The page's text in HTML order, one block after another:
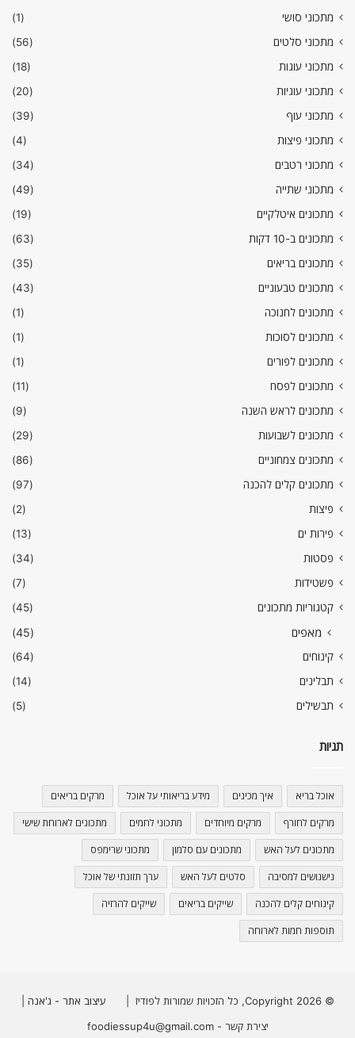
מתכוני סושי
(1)
מתכוני סלטים
(56)
מתכוני עוגות
(18)
מתכוני עוגיות
(20)
מתכוני עוף
(39)
מתכוני פיצות
(4)
מתכוני רטבים
(34)
מתכוני שתייה
(49)
מתכונים איטלקיים
(19)
מתכונים ב-10 דקות
(63)
מתכונים בריאים
(35)
מתכונים טבעוניים
(43)
מתכונים לחנוכה
(1)
מתכונים לסוכות
(1)
מתכונים לפורים
(1)
מתכונים לפסח
(11)
מתכונים לראש השנה
(9)
מתכונים לשבועות
(29)
מתכונים צמחוניים
(86)
מתכונים קלים להכנה
(97)
פיצות
(2)
פירות ים
(13)
פסטות
(34)
פשטידות
(7)
קטגוריות מתכונים
(45)
מאפים (45)
קינוחים
(64)
תבלינים
(14)
תבשילים
(5)
תגיות
אוכל בריא איך מכינים מידע בריאותי על אוכל מרקים בריאים
מרקים לחורף מרקים מיוחדים מתכוני לחמים מתכונים לארוחת שישי
מתכונים לעל האש מתכונים עם סלמון מתכוני שרימפס
נישנושים למסיבה סלטים לעל האש ערך תזונתי של אוכל
קינוחים קלים להכנה שייקים בריאים שייקים להרזיה
תוספות חמות לארוחה
© Copyright 2026, כל הזכויות שמורות לפודיז | עיצוב אתר - ג'אנה
יצירת קשר - foodiessup4u@gmail.com